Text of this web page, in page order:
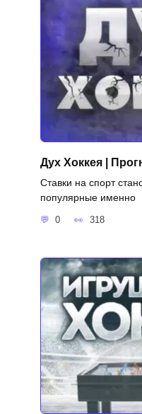
Дух Хоккея |
Ставки на спорт
популярные именно
0 318